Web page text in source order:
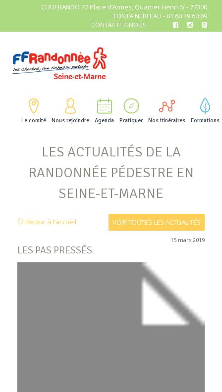
CODERANDO 77 Place d’Armes, Quartier Henri IV - 77300
FONTAINEBLEAU - 01 60 39 60 69
CONTACTEZ-NOUS
Le comité Nous rejoindre Agenda Pratiquer Nos itinéraires Formations
LES ACTUALITÉS DE LA
RANDONNÉE PÉDESTRE EN
SEINE-ET-MARNE
Retour à l'accueil VOIR TOUTES LES ACTUALITÉS
LES PAS PRESSÉS
15 mars 2019